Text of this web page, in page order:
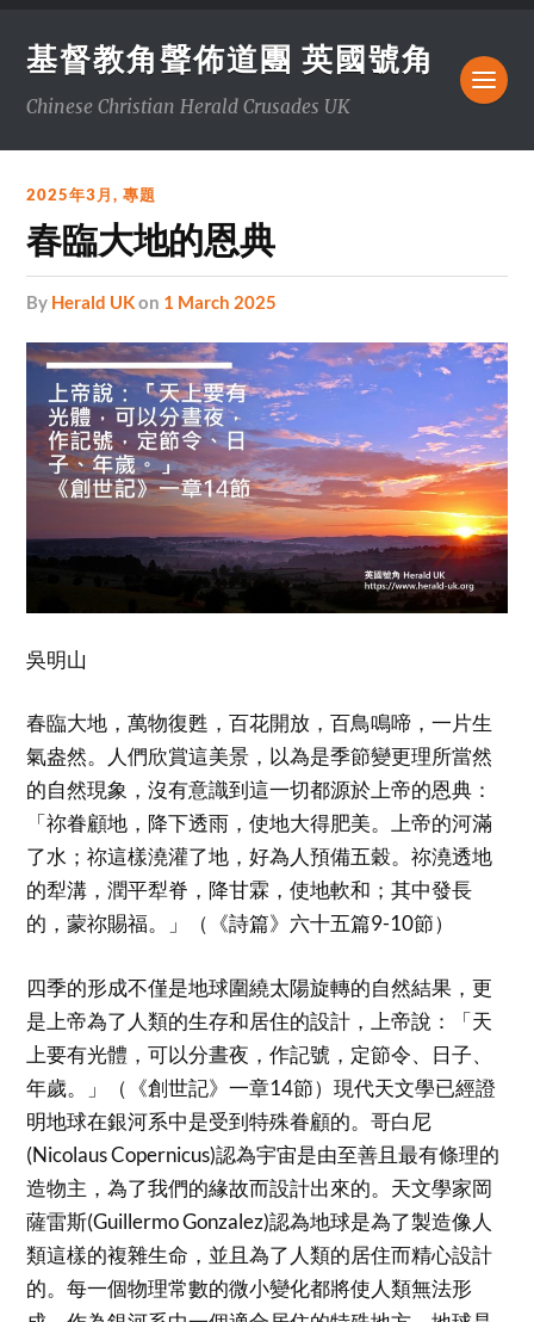
基督教角聲佈道團 英國號角
Chinese Christian Herald Crusades UK
2025年3月,專題
春臨大地的恩典
by Herald UKon 1 March 2025
吳明山
春臨大地，萬物復甦，百花開放，百鳥鳴啼，一片生
氣盎然。人們欣賞這美景，以為是季節變更理所當然
的自然現象，沒有意識到這一切都源於上帝的恩典：
「祢眷顧地，降下透雨，使地大得肥美。上帝的河滿
了水；祢這樣澆灌了地，好為人預備五穀。祢澆透地
的犁溝，潤平犁脊，降甘霖，使地軟和；其中發長
的，蒙祢賜福。」（《詩篇》六十五篇9-10節）
四季的形成不僅是地球圍繞太陽旋轉的自然結果，更
是上帝為了人類的生存和居住的設計，上帝說：「天
上要有光體，可以分晝夜，作記號，定節令、日子、
年歲。」（《創世記》一章14節）現代天文學已經證
明地球在銀河系中是受到特殊眷顧的。哥白尼
(Nicolaus Copernicus)認為宇宙是由至善且最有條理的
造物主，為了我們的緣故而設計出來的。天文學家岡
薩雷斯(Guillermo Gonzalez)認為地球是為了製造像人
類這樣的複雜生命，並且為了人類的居住而精心設計
的。每一個物理常數的微小變化都將使人類無法形